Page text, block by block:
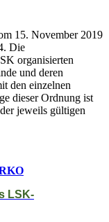
15. November 2019
Die
organisierten
und deren
den einzelnen
dieser Ordnung ist
jeweils gültigen
LSK-